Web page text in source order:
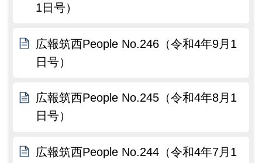
1日号）
広報筑西People No.246（令和4年9月1
日号）
広報筑西People No.245（令和4年8月1
日号）
広報筑西People No.244（令和4年7月1